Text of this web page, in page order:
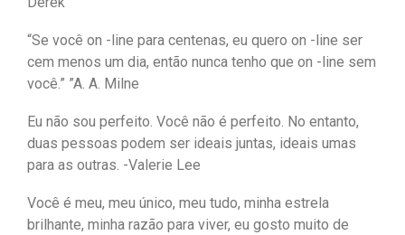
“Se você on -line para centenas, eu quero on -line ser
cem menos um dia, então nunca tenho que on -line sem
você.” ”A. A. Milne
Eu não sou perfeito. Você não é perfeito. No entanto,
duas pessoas podem ser ideais juntas, ideais umas
para as outras. -Valerie Lee
Você é meu, meu único, meu tudo, minha estrela
brilhante, minha razão para viver, eu gosto muito de